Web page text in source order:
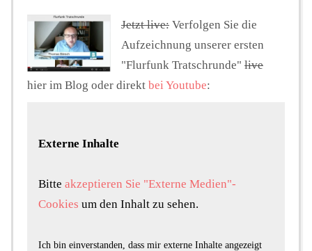
Hintergrund
FUNKTURM-Beiträge
Seminare
Jetzt live: Verfolgen Sie die
Aufzeichnung unserer ersten
"Flurfunk Tratschrunde" live
hier im Blog oder direkt bei Youtube:
Externe Inhalte
Bitte akzeptieren Sie "Externe Medien"-
Cookies um den Inhalt zu sehen.
Ich bin einverstanden, dass mir externe Inhalte angezeigt